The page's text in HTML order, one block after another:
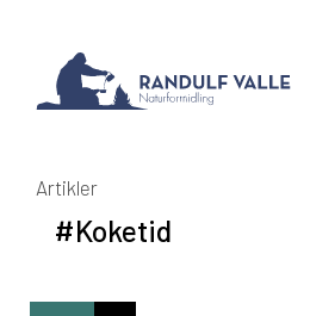
Artikler
#Koketid